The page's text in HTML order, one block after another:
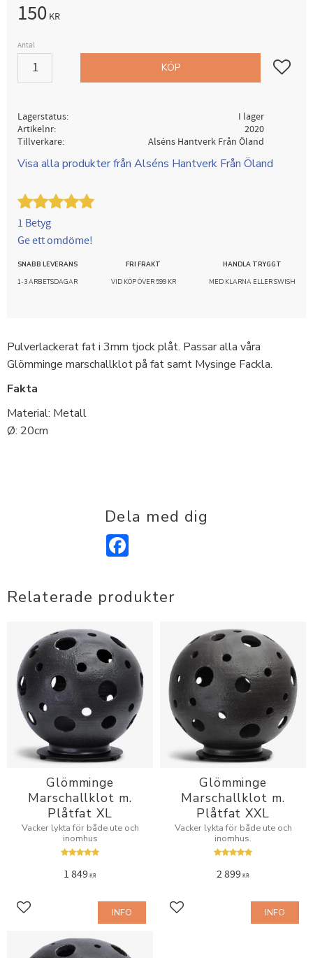
150 KR
Antal
KÖP Lägg till
Lagerstatus
I lager
Artikelnr
2020
Tillverkare
Alséns Hantverk Från Öland
Visa alla produkter från Alséns Hantverk Från Öland
1 Betyg
Ge ett omdöme!
SNABB LEVERANS
1-3 ARBETSDAGAR
FRI FRAKT
VID KÖP ÖVER 599 KR
HANDLA TRYGGT
MED KLARNA ELLER SWISH
Pulverlackerat fat i 3mm tjock plåt. Passar alla våra
Glömminge marschallklot på fat samt Mysinge Fackla.
Fakta
Material: Metall
Ø: 20cm
Dela med dig
Relaterade produkter
Glömminge
Marschallklot m.
Plåtfat XL
Vacker lykta för både ute och
inomhus
1 849KR
Lägg till i favoriter INFO
Glömminge
Marschallklot m.
Plåtfat XXL
Vacker lykta för både ute och
inomhus.
2 899KR
Lägg till i favoriter INFO